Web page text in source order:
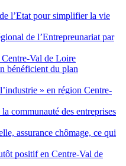
l’Etat pour simplifier la vie
de l’Entrepreunariat par
Val de Loire
bénéficient du plan
» en région Centre-
communauté des entreprises
assurance chômage, ce qui
positif en Centre-Val de